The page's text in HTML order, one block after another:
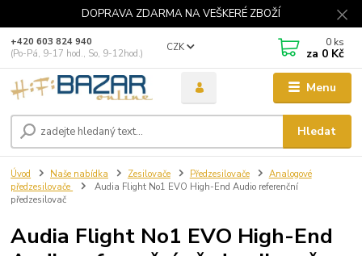
DOPRAVA ZDARMA NA VEŠKERÉ ZBOŽÍ
Menu
CZK
Hledat
+420 603 824 940
(Po-Pá, 9-17 hod., So, 9-12hod.)
0 ks
za 0 Kč
Úvod Naše nabídka Zesilovače Předzesilovače
Analogové
předzesilovače
Audia Flight No1 EVO High-End Audio referenční
předzesilovač
Audia Flight No1 EVO High-End